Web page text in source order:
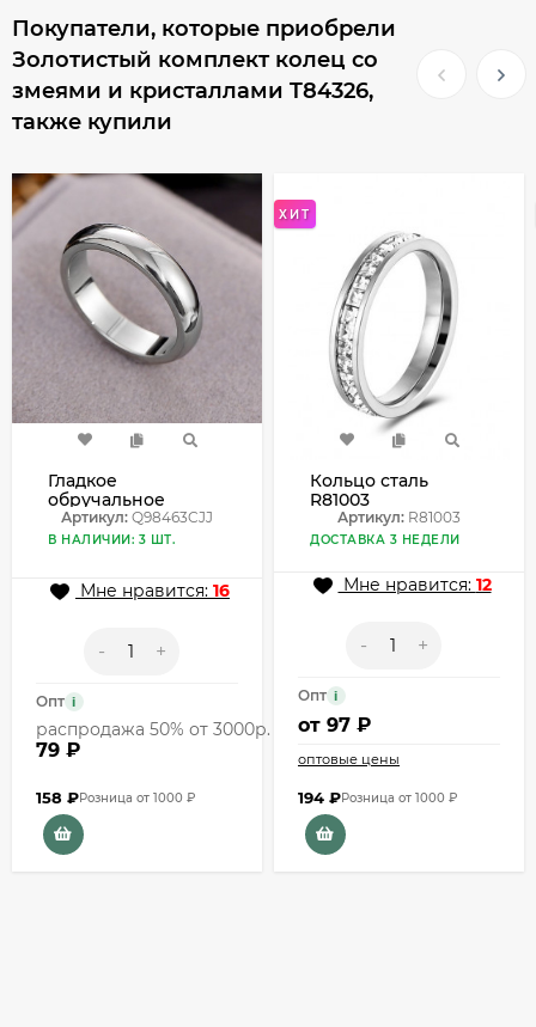
Покупатели, которые приобрели
Золотистый комплект колец со
змеями и кристаллами T84326,
также купили
Гладкое
обручальное
кольцо из
полированной
Артикул: Q98463CJJ
В НАЛИЧИИ: 3 ШТ.
Мне нравится: 16
- +
Опт i
распродажа 50% от 3000р.
79 ₽
158 ₽Розница от 1000 ₽
ХИТ
Кольцо сталь
R81003
Артикул: R81003
ДОСТАВКА 3 НЕДЕЛИ
Мне нравится: 12
- +
Опт i
от 97 ₽
оптовые цены
194 ₽Розница от 1000 ₽